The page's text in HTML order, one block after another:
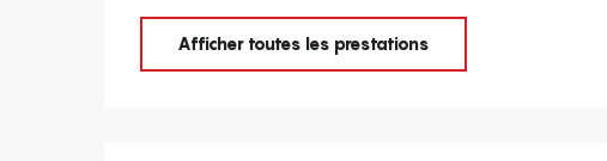
Afficher toutes les prestations